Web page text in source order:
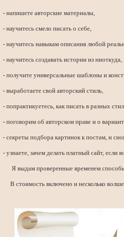
- напишете авторские материалы,
- научитесь смело писать о себе,
- научитесь навыкам описания любой
- научитесь создавать истории из
- получите универсальные шаблоны и
- выработаете свой авторский стиль,
- попрактикуетесь, как писать в разных
- поговорим об авторском праве и о
- секреты подбора картинок к постам, и
- узнаете, зачем делать платный сайт,
Я выдам проверенные временем способы,
В стоимость включено и несколько